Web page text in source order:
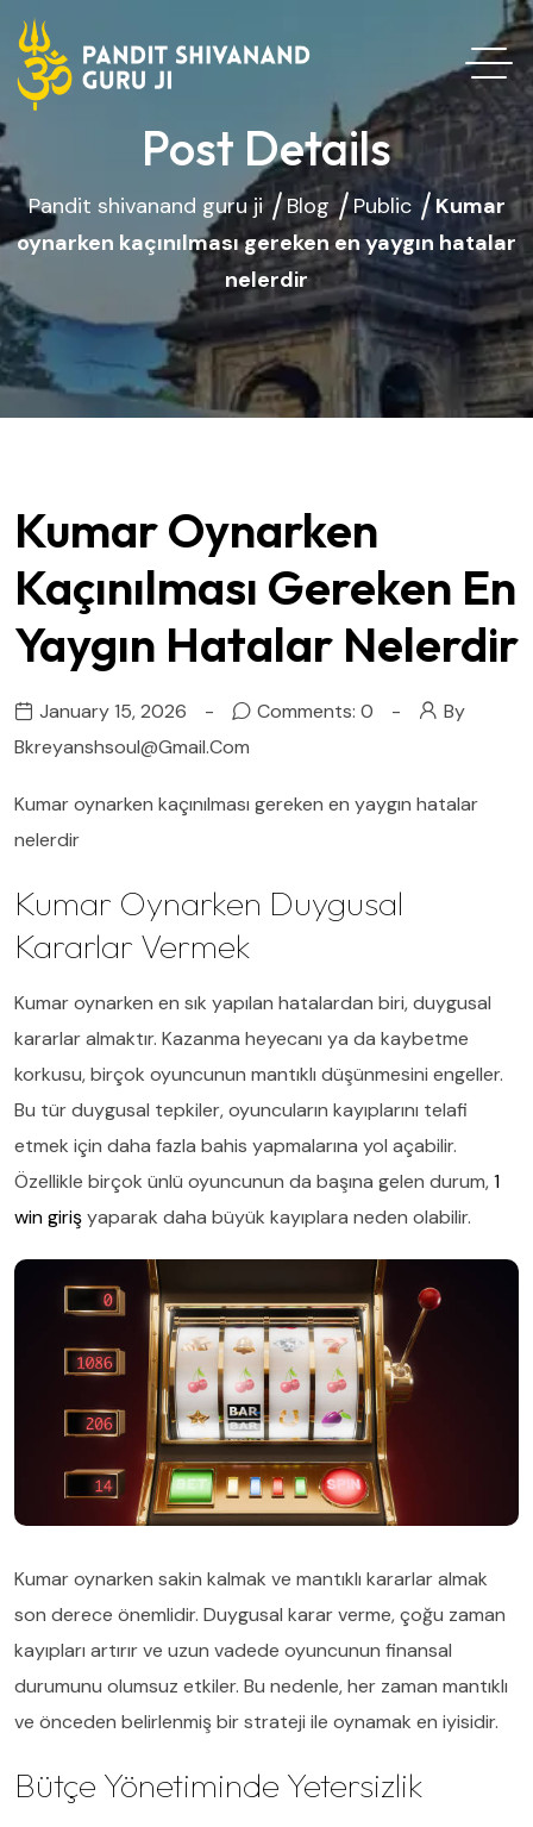
Post Details
Pandit shivanand guru ji Blog Public
Kumar
oynarken kaçınılması gereken en yaygın hatalar
nelerdir
Kumar Oynarken
Kaçınılması Gereken En
Yaygın Hatalar Nelerdir
January 15, 2026 Comments: 0
By
Bkreyanshsoul@gmail.com
Kumar oynarken kaçınılması gereken en yaygın hatalar
nelerdir
Kumar Oynarken Duygusal
Kararlar Vermek
Kumar oynarken en sık yapılan hatalardan biri, duygusal
kararlar almaktır. Kazanma heyecanı ya da kaybetme
korkusu, birçok oyuncunun mantıklı düşünmesini engeller.
Bu tür duygusal tepkiler, oyuncuların kayıplarını telafi
etmek için daha fazla bahis yapmalarına yol açabilir.
Özellikle birçok ünlü oyuncunun da başına gelen durum,1
win girişyaparak daha büyük kayıplara neden olabilir.
Kumar oynarken sakin kalmak ve mantıklı kararlar almak
son derece önemlidir. Duygusal karar verme, çoğu zaman
kayıpları artırır ve uzun vadede oyuncunun finansal
durumunu olumsuz etkiler. Bu nedenle, her zaman mantıklı
ve önceden belirlenmiş bir strateji ile oynamak en iyisidir.
Bütçe Yönetiminde Yetersizlik